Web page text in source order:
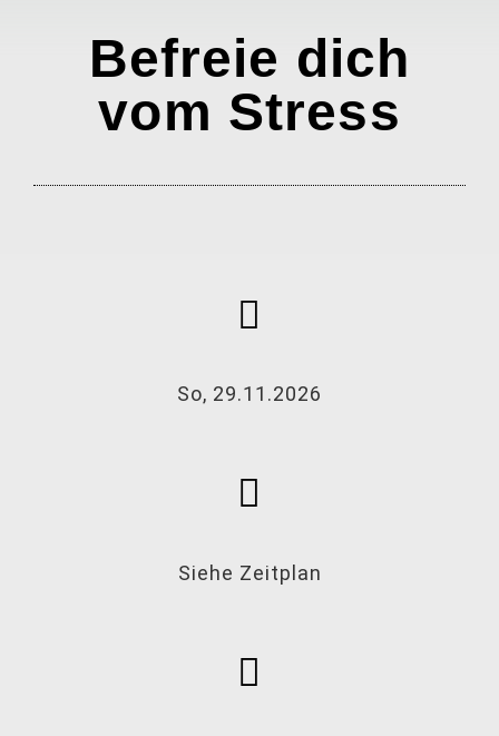
Befreie dich
vom Stress
So, 29.11.2026
Siehe Zeitplan